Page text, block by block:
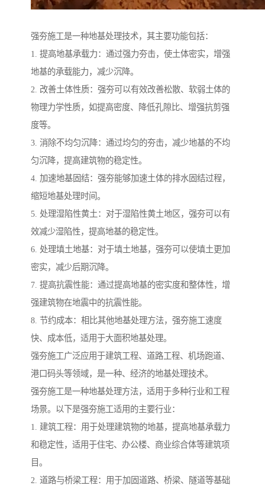
强夯施工是一种地基处理技术，其主要功能包括：
1. 提高地基承载力：通过强力夯击，使土体密实，增强
地基的承载能力，减少沉降。
2. 改善土体性质：强夯可以有效改善松散、软弱土体的
物理力学性质，如提高密度、降低孔隙比、增强抗剪强
度等。
3. 消除不均匀沉降：通过均匀的夯击，减少地基的不均
匀沉降，提高建筑物的稳定性。
4. 加速地基固结：强夯能够加速土体的排水固结过程，
缩短地基处理时间。
5. 处理湿陷性黄土：对于湿陷性黄土地区，强夯可以有
效减少湿陷性，提高地基的稳定性。
6. 处理填土地基：对于填土地基，强夯可以使填土更加
密实，减少后期沉降。
7. 提高抗震性能：通过提高地基的密实度和整体性，增
强建筑物在地震中的抗震性能。
8. 节约成本：相比其他地基处理方法，强夯施工速度
快、成本低，适用于大面积地基处理。
强夯施工广泛应用于建筑工程、道路工程、机场跑道、
港口码头等领域，是一种、经济的地基处理技术。
强夯施工是一种地基处理方法，适用于多种行业和工程
场景。以下是强夯施工适用的主要行业：
1. 建筑工程：用于处理建筑物的地基，提高地基承载力
和稳定性，适用于住宅、办公楼、商业综合体等建筑项
目。
2. 道路与桥梁工程：用于加固道路、桥梁、隧道等基础